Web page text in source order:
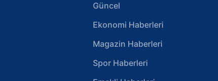
Güncel
Ekonomi Haberleri
Magazin Haberleri
Spor Haberleri